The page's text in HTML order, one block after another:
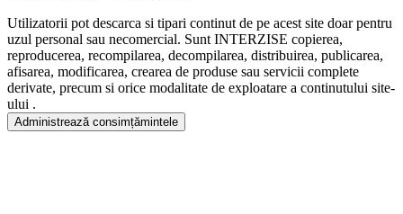
Utilizatorii pot descarca si tipari continut de pe acest site doar pentru
uzul personal sau necomercial. Sunt INTERZISE copierea,
reproducerea, recompilarea, decompilarea, distribuirea, publicarea,
afisarea, modificarea, crearea de produse sau servicii complete
derivate, precum si orice modalitate de exploatare a continutului site-
ului .
Administrează consimțămintele